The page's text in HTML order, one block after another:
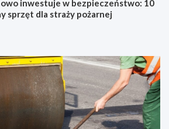
inwestuje w bezpieczeństwo: 10
sprzęt dla straży pożarnej